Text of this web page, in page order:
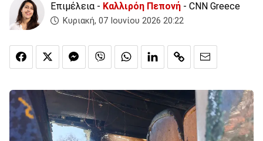
Επιμέλεια - Καλλιρόη Πεπονή - CNN Greece
Κυριακή, 07 Ιουνίου 2026 20:22